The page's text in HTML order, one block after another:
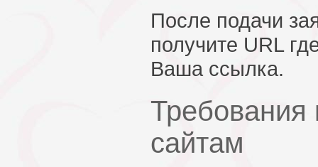
После подачи
получите URL
Ваша ссылка.
Требования
сайтам